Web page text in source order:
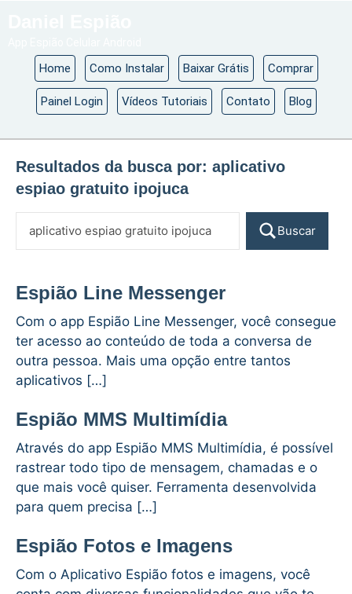
Home Como Instalar Baixar Grátis Comprar
Painel Login Vídeos Tutoriais Contato Blog
Resultados da busca por: aplicativo
espiao gratuito ipojuca
Buscar
Espião Line Messenger
Com o app Espião Line Messenger, você consegue
ter acesso ao conteúdo de toda a conversa de
outra pessoa. Mais uma opção entre tantos
aplicativos […]
Espião MMS Multimídia
Através do app Espião MMS Multimídia, é possível
rastrear todo tipo de mensagem, chamadas e o
que mais você quiser. Ferramenta desenvolvida
para quem precisa […]
Espião Fotos e Imagens
Com o Aplicativo Espião fotos e imagens, você